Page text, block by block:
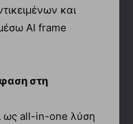
και
AI frame
στη
ως all-in-one λύση